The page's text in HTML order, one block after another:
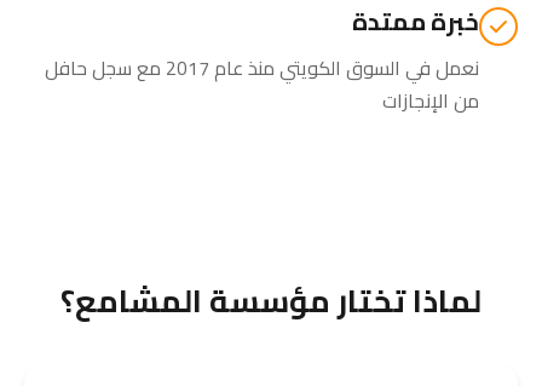
خبرة ممتدة
نعمل في السوق الكويتي منذ عام 2017 مع سجل حافل
من الإنجازات
لماذا تختار مؤسسة المشامع؟